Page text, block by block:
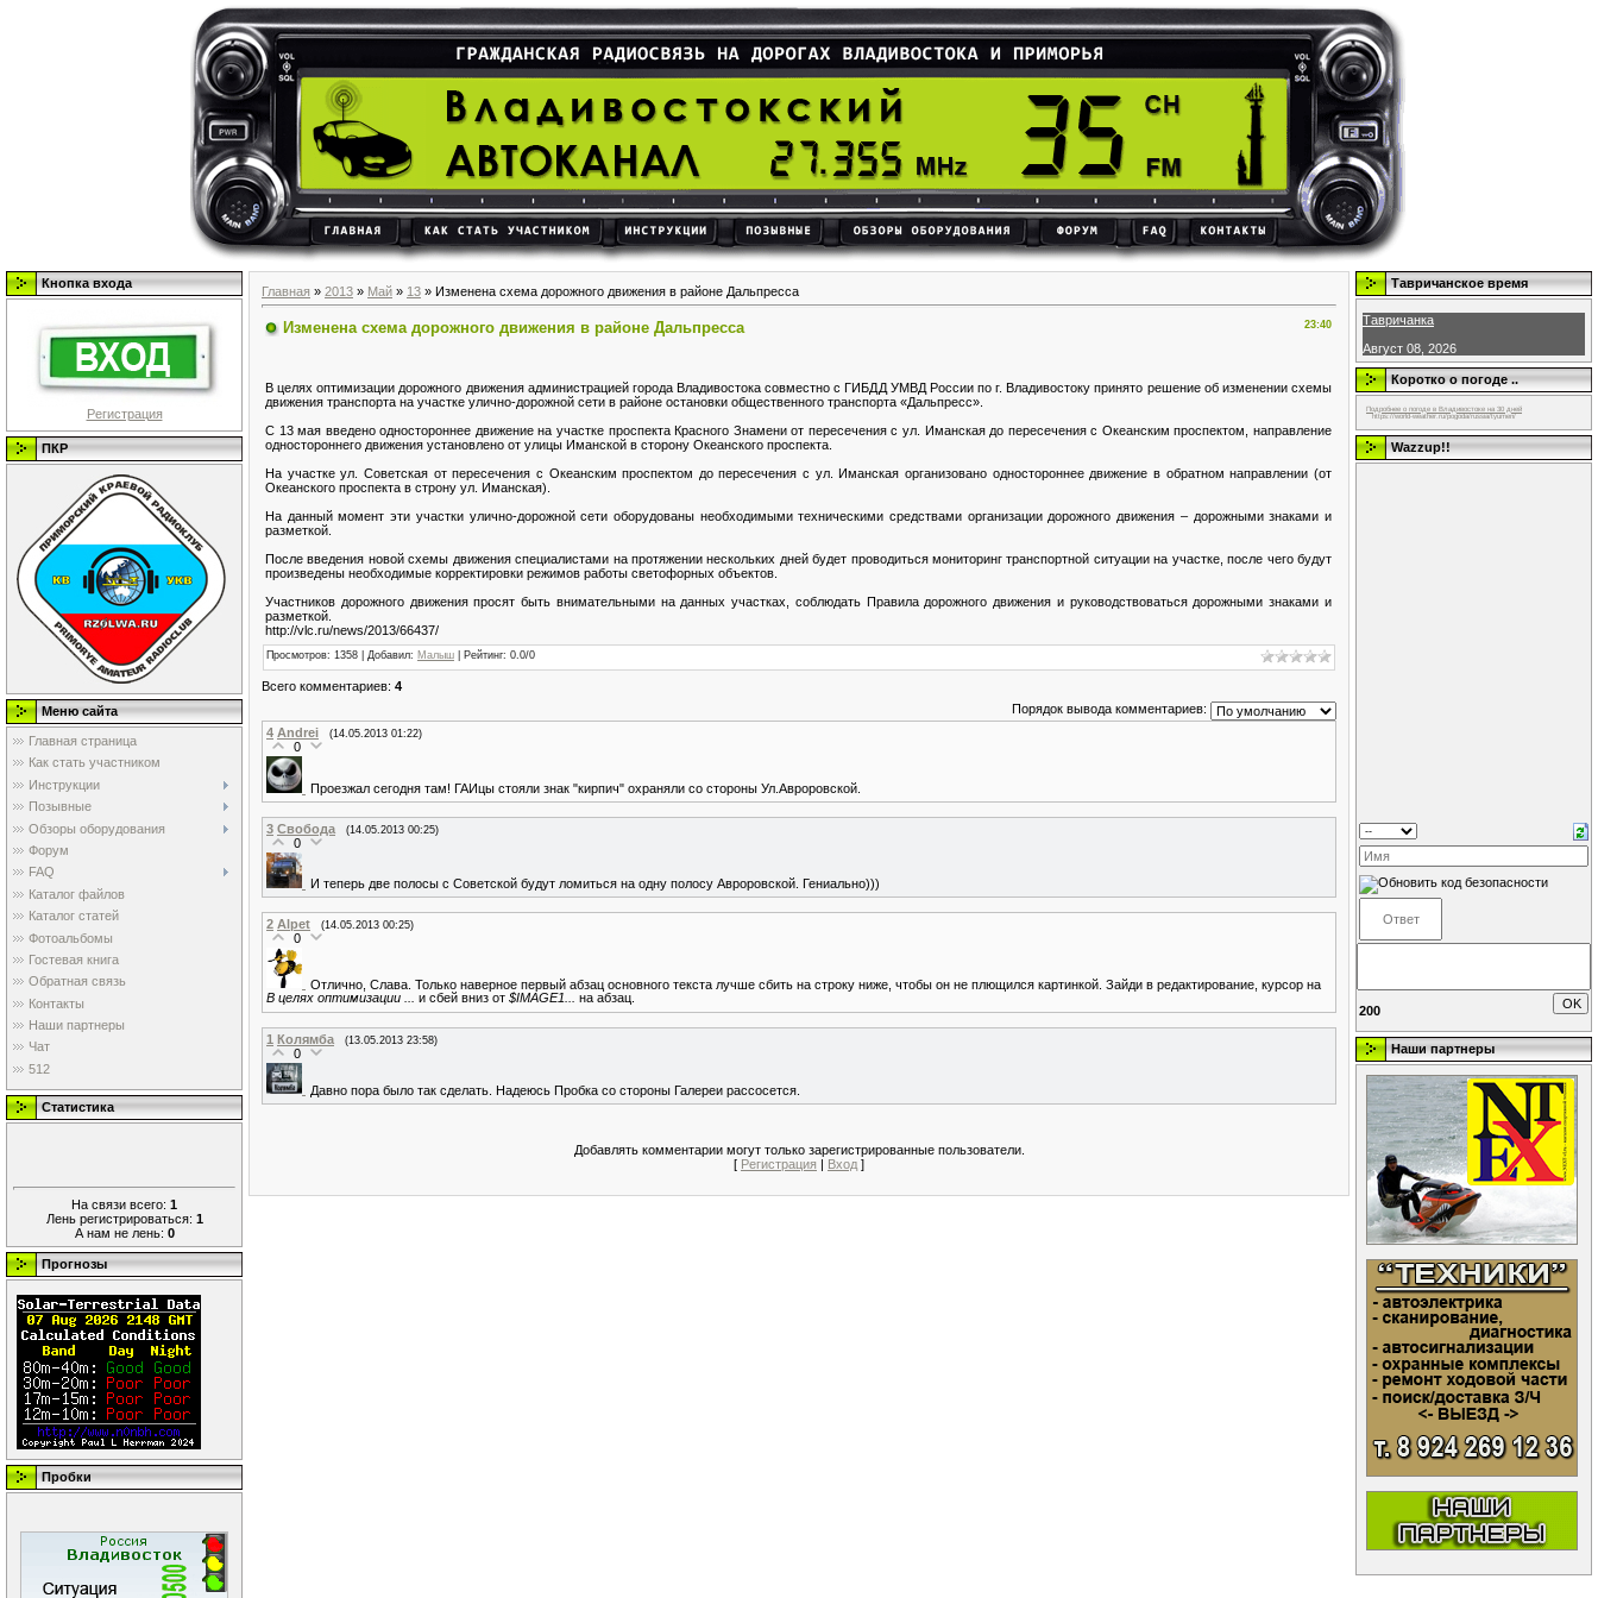
Кнопка входа
Регистрация
ПКР
Меню сайта
Главная страница
Как стать участником
Инструкции
Позывные
Обзоры оборудования
Форум
FAQ
Каталог файлов
Каталог статей
Фотоальбомы
Гостевая книга
Обратная связь
Контакты
Наши партнеры
Чат
512
Статистика
На связи всего: 1
Лень регистрироваться: 1
А нам не лень: 0
Прогнозы
Пробки
Главная » 2013 » Май » 13 » Изменена схема дорожного движения в районе Дальпресса
23:40
Изменена схема дорожного движения в районе Дальпресса
В целях оптимизации дорожного движения администрацией города Владивостока совместно с ГИБДД УМВД России по г. Владивостоку принято решение об изменении схемы
движения транспорта на участке улично-дорожной сети в районе остановки общественного транспорта «Дальпресс».
С 13 мая введено одностороннее движение на участке проспекта Красного Знамени от пересечения с ул. Иманская до пересечения с Океанским проспектом, направление
одностороннего движения установлено от улицы Иманской в сторону Океанского проспекта.
На участке ул. Советская от пересечения с Океанским проспектом до пересечения с ул. Иманская организовано одностороннее движение в обратном направлении (от
Океанского проспекта в строну ул. Иманская).
На данный момент эти участки улично-дорожной сети оборудованы необходимыми техническими средствами организации дорожного движения – дорожными знаками и
разметкой.
После введения новой схемы движения специалистами на протяжении нескольких дней будет проводиться мониторинг транспортной ситуации на участке, после чего будут
произведены необходимые корректировки режимов работы светофорных объектов.
Участников дорожного движения просят быть внимательными на данных участках, соблюдать Правила дорожного движения и руководствоваться дорожными знаками и
разметкой.
http://vlc.ru/news/2013/66437/
Просмотров: 1358 | Добавил: Малыш Рейтинг: 0.0/0
Всего комментариев: 4
Порядок вывода комментариев:
4 Andrei (14.05.2013 01:22)
0
Проезжал сегодня там! ГАИцы стояли знак "кирпич" охраняли со стороны Ул.Авроровской.
3 Свобода (14.05.2013 00:25)
0
И теперь две полосы с Советской будут ломиться на одну полосу Авроровской. Гениально)))
2 Alpet (14.05.2013 00:25)
0
Отлично, Слава. Только наверное первый абзац основного текста лучше сбить на строку ниже, чтобы он не плющился картинкой. Зайди в редактирование, курсор на
В целях оптимизации ...
и сбей вниз от $IMAGE1... на абзац.
1 Колямба (13.05.2013 23:58)
0
Давно пора было так сделать. Надеюсь Пробка со стороны Галереи рассосется.
Добавлять комментарии могут только зарегистрированные пользователи.
[ Регистрация | Вход ]
Тавричанское время
Тавричанка
Август 08, 2026
Коротко о погоде ..
Подробнее о погоде в Владивостоке на 30 дней
https://world-weather.ru/pogoda/russia/tyumen/
Wazzup!!
200
Наши партнеры